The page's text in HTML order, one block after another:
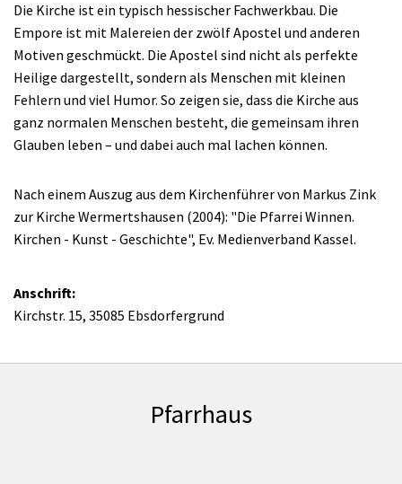
Die Kirche ist ein typisch hessischer Fachwerkbau. Die
Empore ist mit Malereien der zwölf Apostel und anderen
Motiven geschmückt. Die Apostel sind nicht als perfekte
Heilige dargestellt, sondern als Menschen mit kleinen
Fehlern und viel Humor. So zeigen sie, dass die Kirche aus
ganz normalen Menschen besteht, die gemeinsam ihren
Glauben leben – und dabei auch mal lachen können.
Nach einem Auszug aus dem Kirchenführer von Markus Zink
zur Kirche Wermertshausen (2004): "Die Pfarrei Winnen.
Kirchen - Kunst - Geschichte", Ev. Medienverband Kassel.
Anschrift:
Kirchstr. 15, 35085 Ebsdorfergrund
Pfarrhaus